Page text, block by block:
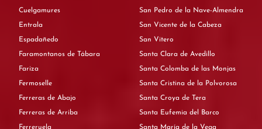
Cuelgamures
Entrala
Espadañedo
Faramontanos de Tábara
Fariza
Fermoselle
Ferreras de Abajo
Ferreras de Arriba
Ferreruela
San Pedro de la Nave-Almendra
San Vicente de la Cabeza
San Vitero
Santa Clara de Avedillo
Santa Colomba de las Monjas
Santa Cristina de la Polvorosa
Santa Croya de Tera
Santa Eufemia del Barco
Santa María de la Vega